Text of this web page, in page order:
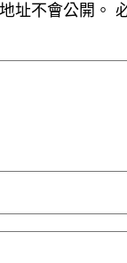
址不會公開。